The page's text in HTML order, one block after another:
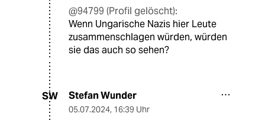
@94799 (Profil gelöscht):
Wenn Ungarische Nazis hier Leute
zusammenschlagen würden, würden
sie das auch so sehen?
SW Stefan Wunder
05.07.2024, 16:39 Uhr